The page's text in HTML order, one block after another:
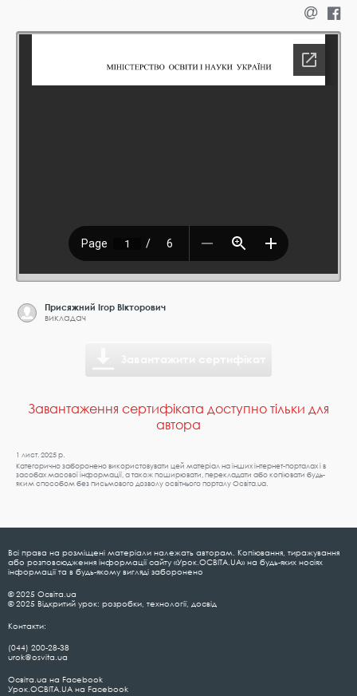
Присяжний Ігор ВІкторович
викладач
Завантаження сертифіката доступно тільки для
автора
1 лист. 2025 р.
Категорично заборонено використовувати цей матеріал на інших інтернет-порталах і в
засобах масової інформації, а також поширювати, перекладати або копіювати будь-
яким способом без письмового дозволу освітнього порталу Освіта.ua.
Всі права на розміщені матеріали належать авторам. Копіювання, тиражування
або розповсюдження інформації сайту «Урок.ОСВІТА.UA» на будь-яких носіях
інформації та в будь-якому вигляді заборонено
© 2025 Освіта.ua
© 2025 Відкритий урок: розробки, технології, досвід
Контакти:
(044) 200-28-38
urok@osvita.ua
Освіта.ua на Facebook
Урок.ОСВІТА.UA на Facebook